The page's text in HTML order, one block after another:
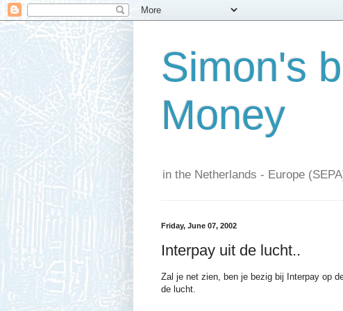
Simon's
Money
in the Netherlands - Europe
Friday, June 07, 2002
Interpay uit de lucht..
Zal je net zien, ben je bezig bij Interpay op
de lucht.